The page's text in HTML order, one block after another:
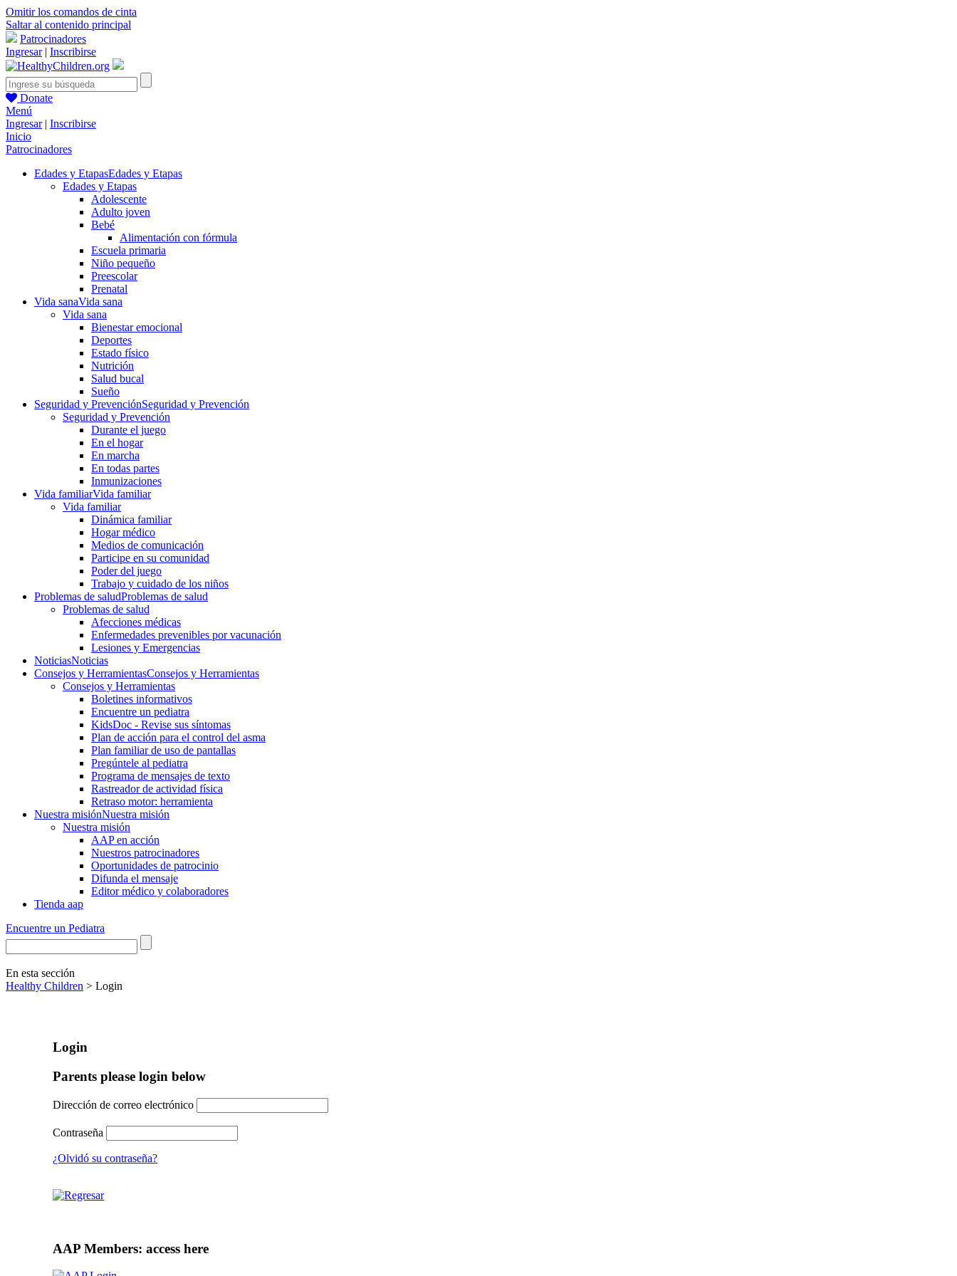
Omitir los comandos de cinta
Saltar al contenido principal
Patrocinadores
Ingresar| Inscribirse
Donate
Menú
Ingresar| Inscribirse
Inicio
Patrocinadores
Edades y EtapasEdades y Etapas
Edades y Etapas
Adolescente
Adulto joven
Bebé
Alimentación con fórmula
Escuela primaria
Niño pequeño
Preescolar
Prenatal
Vida sanaVida sana
Vida sana
Bienestar emocional
Deportes
Estado físico
Nutrición
Salud bucal
Sueño
Seguridad y PrevenciónSeguridad y Prevención
Seguridad y Prevención
Durante el juego
En el hogar
En marcha
En todas partes
Inmunizaciones
Vida familiarVida familiar
Vida familiar
Dinámica familiar
Hogar médico
Medios de comunicación
Participe en su comunidad
Poder del juego
Trabajo y cuidado de los niños
Problemas de saludProblemas de salud
Problemas de salud
Afecciones médicas
Enfermedades prevenibles por vacunación
Lesiones y Emergencias
NoticiasNoticias
Consejos y HerramientasConsejos y Herramientas
Consejos y Herramientas
Boletines informativos
Encuentre un pediatra
KidsDoc - Revise sus síntomas
Plan de acción para el control del asma
Plan familiar de uso de pantallas
Pregúntele al pediatra
Programa de mensajes de texto
Rastre​​ador de activida​d física
Retraso motor: herramienta
Nuestra misiónNuestra misión
Nuestra misión
AAP en acción
Nuestros patrocinadores
Oportunidades de patrocinio
Difunda el mensaje
Editor médico y colaboradores
Tienda aap
Encuentre un Pediatra
En esta sección
Healthy Children > Login
Login
Parents please login below
Dirección de correo electrónico
Contraseña
¿Olvidó su contraseña?
AAP Members: access here